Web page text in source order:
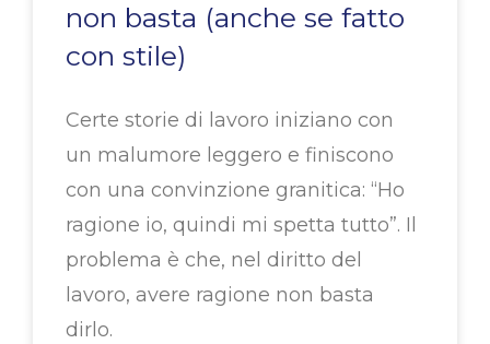
non basta (anche se fatto
con stile)
Certe storie di lavoro iniziano con
un malumore leggero e finiscono
con una convinzione granitica: “Ho
ragione io, quindi mi spetta tutto”. Il
problema è che, nel diritto del
lavoro, avere ragione non basta
dirlo.